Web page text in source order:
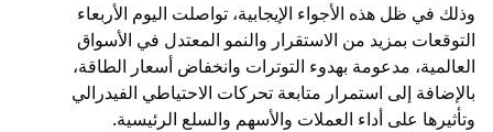
وذلك في ظل هذه الأجواء الإيجابية، تواصلت اليوم الأربعاء
التوقعات بمزيد من الاستقرار والنمو المعتدل في الأسواق
العالمية، مدعومة بهدوء التوترات وانخفاض أسعار الطاقة،
بالإضافة إلى استمرار متابعة تحركات الاحتياطي الفيدرالي
وتأثيرها على أداء العملات والأسهم والسلع الرئيسية.